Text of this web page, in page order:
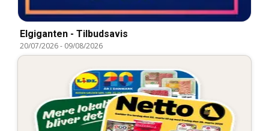
Elgiganten - Tilbudsavis
20/07/2026- 09/08/2026